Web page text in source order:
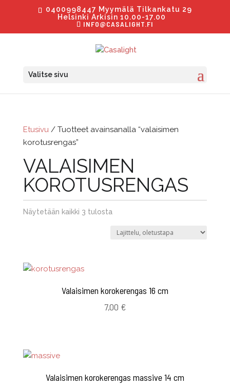
0400998447 Myymälä Tilkankatu 29
Helsinki Arkisin 10.00-17.00
INFO@CASALIGHT.FI
Valitse sivu
Etusivu/ Tuotteet avainsanalla “valaisimen
korotusrengas”
VALAISIMEN
KOROTUSRENGAS
Näytetään kaikki 3 tulosta
Valaisimen korokerengas 16 cm
7,00 €
Valaisimen korokerengas massive 14 cm